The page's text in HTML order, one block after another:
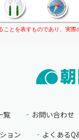
とを表すものであり、実
覧
お問い合わせ
ョン よくある